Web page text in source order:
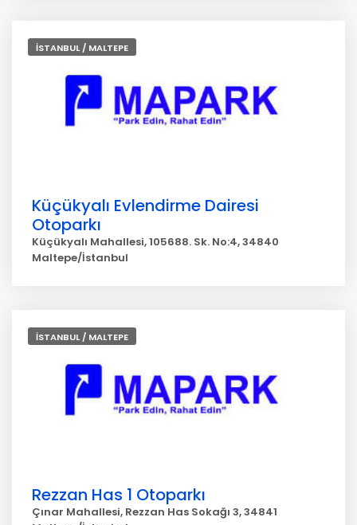
İSTANBUL / MALTEPE
Küçükyalı Evlendirme Dairesi
Otoparkı
Küçükyalı Mahallesi, 105688. Sk. No:4, 34840
Maltepe/İstanbul
İSTANBUL / MALTEPE
Rezzan Has 1 Otoparkı
Çınar Mahallesi, Rezzan Has Sokağı 3, 34841